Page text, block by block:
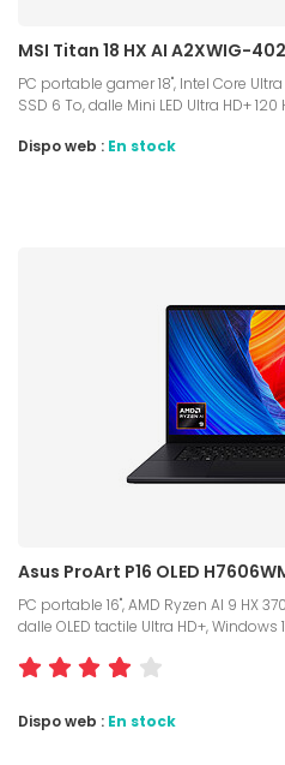
MSI Titan 18 HX AI A2XWIG-
PC portable gamer 18", Intel Core
SSD 6 To, dalle Mini LED Ultra HD+ 120
Dispo web : En stock
Asus ProArt P16 OLED
PC portable 16", AMD Ryzen AI 9 HX
dalle OLED tactile Ultra HD+, Windows
Dispo web : En stock